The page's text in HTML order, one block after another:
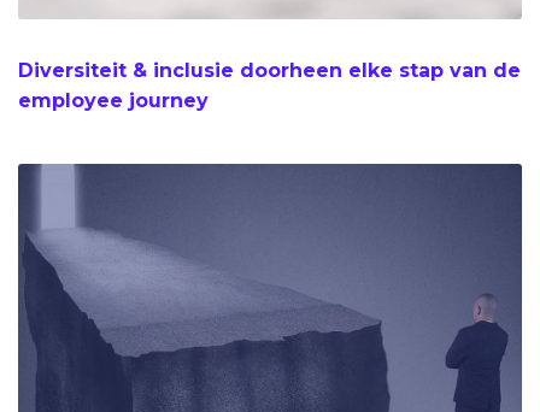
Diversiteit & inclusie doorheen elke stap van de
employee journey